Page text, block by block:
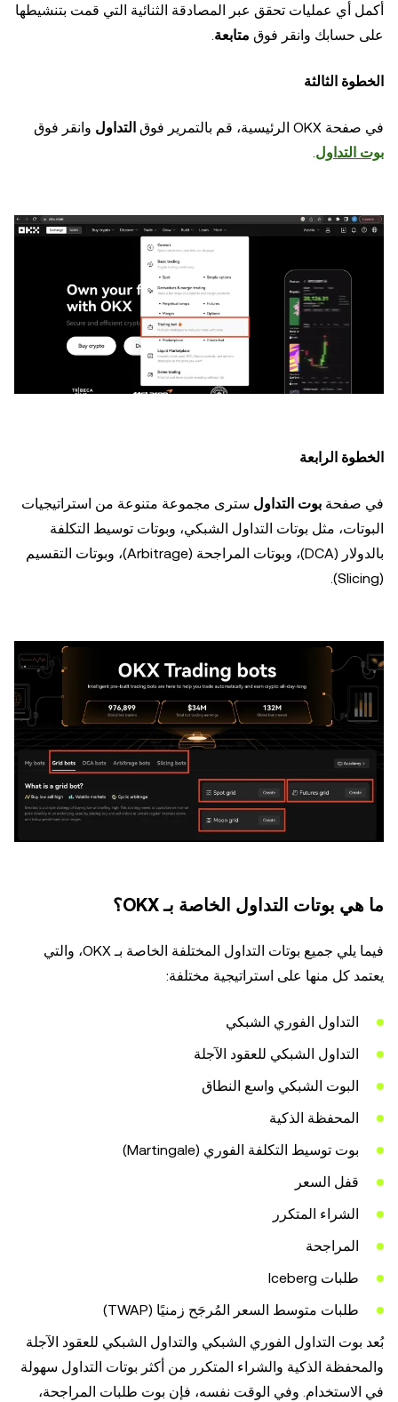
أكمل أي عمليات تحقق عبر المصادقة الثنائية التي قمت بتنشيطها
على حسابك وانقر فوق متابعة
الخطوة الثالثة
في صفحة OKX الرئيسية، قم بالتمرير فوق التداول وانقر فوق
بوت التداول
الخطوة الرابعة
في صفحة بوت التداول سترى مجموعة متنوعة من استراتيجيات
البوتات، مثل بوتات التداول الشبكي، وبوتات توسيط التكلفة
بالدولار (DCA)، وبوتات المراجحة (Arbitrage)، وبوتات التقسيم
(Slicing).
ما هي بوتات التداول الخاصة بـ OKX؟
فيما يلي جميع بوتات التداول المختلفة الخاصة بـ OKX، والتي
يعتمد كل منها على استراتيجية مختلفة:
التداول الفوري الشبكي
التداول الشبكي للعقود الآجلة
البوت الشبكي واسع النطاق
المحفظة الذكية
بوت توسيط التكلفة الفوري (Martingale)
قفل السعر
الشراء المتكرر
المراجحة
طلبات Iceberg
طلبات متوسط السعر المُرجَح زمنيًا (TWAP)
بُعد بوت التداول الفوري الشبكي والتداول الشبكي للعقود الآجلة
والمحفظة الذكية والشراء المتكرر من أكثر بوتات التداول سهولة
في الاستخدام. وفي الوقت نفسه، فإن بوت طلبات المراجحة،